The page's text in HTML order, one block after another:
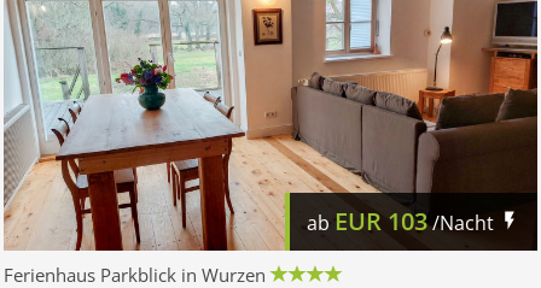
ab EUR 103/Nacht
Ferienhaus Parkblick in Wurzen